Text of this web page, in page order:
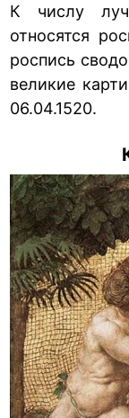
К числу
относятся
роспись
великие
06.04.1520.